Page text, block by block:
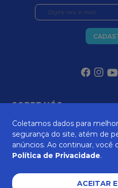
SOBRE NÓS
ATENDIMENTO
AJUDA E SUPORTE
Coletamos dados para
segurança do site, atém de
anúncios. Ao continuar, você
Política de Privacidade.
ACEITAR